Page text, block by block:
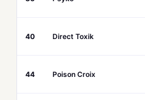
40 Direct Toxik
44 Poison Croix